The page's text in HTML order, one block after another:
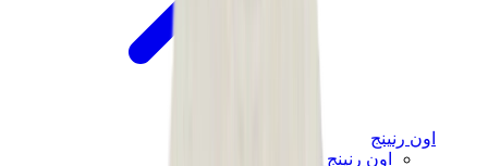
اون رنينج
اون رنينج x لويفي